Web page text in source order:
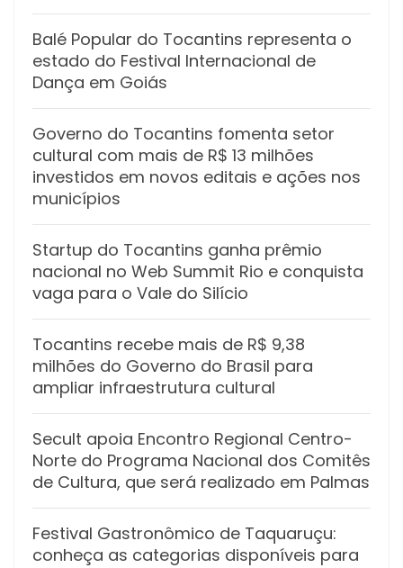
Balé Popular do Tocantins representa o
estado do Festival Internacional de
Dança em Goiás
Governo do Tocantins fomenta setor
cultural com mais de R$ 13 milhões
investidos em novos editais e ações nos
municípios
Startup do Tocantins ganha prêmio
nacional no Web Summit Rio e conquista
vaga para o Vale do Silício
Tocantins recebe mais de R$ 9,38
milhões do Governo do Brasil para
ampliar infraestrutura cultural
Secult apoia Encontro Regional Centro-
Norte do Programa Nacional dos Comitês
de Cultura, que será realizado em Palmas
Festival Gastronômico de Taquaruçu:
conheça as categorias disponíveis para